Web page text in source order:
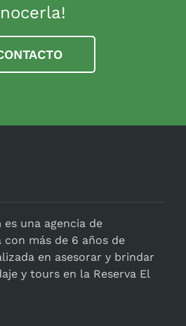
es una agencia de
más de 6 años de
en asesorar y brindar
y tours en la Reserva El